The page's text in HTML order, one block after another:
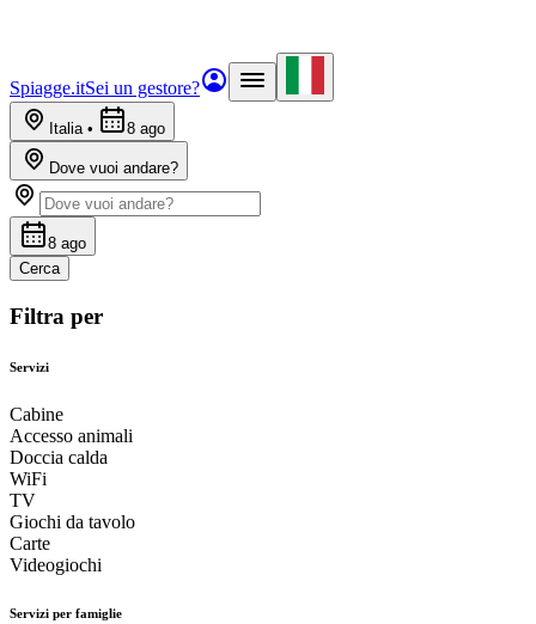
Spiagge.itSei un gestore?
Italia• 8 ago
Dove vuoi andare?
8 ago
Cerca
Filtra per
Servizi
Cabine
Accesso animali
Doccia calda
WiFi
TV
Giochi da tavolo
Carte
Videogiochi
Servizi per famiglie